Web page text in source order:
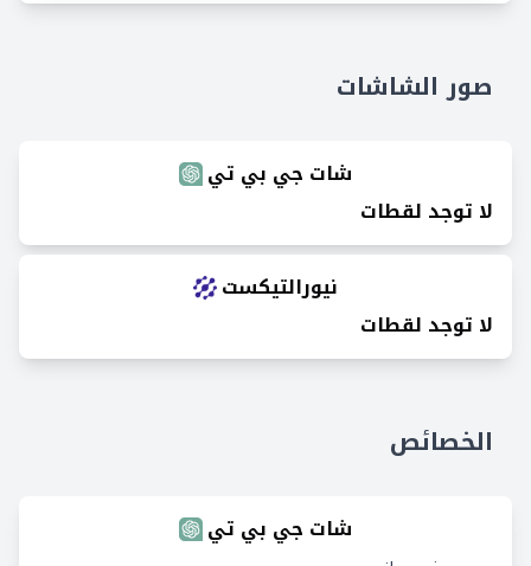
صور الشاشات
شات جي بي تي
لا توجد لقطات
نيورالتيكست
لا توجد لقطات
الخصائص
شات جي بي تي